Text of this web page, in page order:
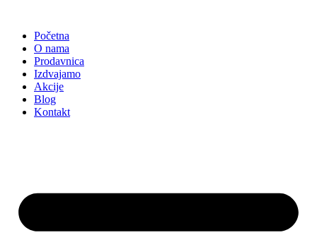
sadržajPočetna
O nama
Prodavnica
Izdvajamo
Akcije
Blog
Kontakt